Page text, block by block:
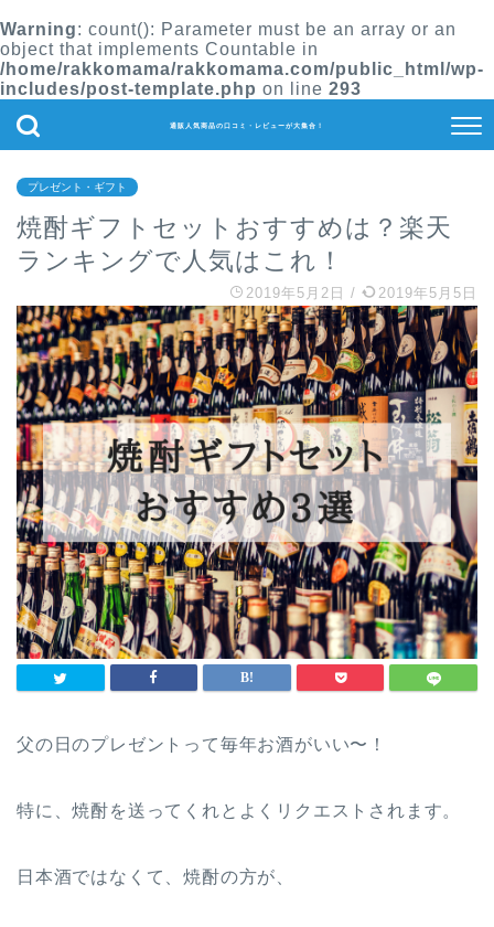
Warning: count(): Parameter must be an array or an
object that implements Countable in
/home/rakkomama/rakkomama.com/public_html/wp-
includes/post-template.php on line 293
通販人気商品の口コミ・レビューが大集合！
プレゼント・ギフト
焼酎ギフトセットおすすめは？楽天
ランキングで人気はこれ！
2019年5月2日 / 2019年5月5日
父の日のプレゼントって毎年お酒がいい〜！
特に、焼酎を送ってくれとよくリクエストされます。
日本酒ではなくて、焼酎の方が、